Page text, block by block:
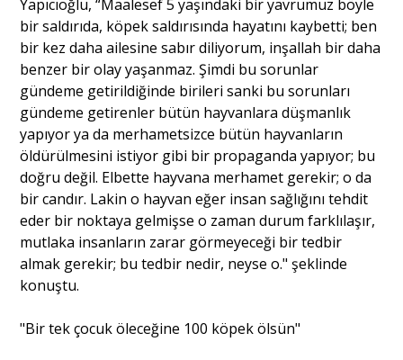
Yapıcıoğlu, “Maalesef 5 yaşındaki bir yavrumuz böyle
bir saldırıda, köpek saldırısında hayatını kaybetti; ben
bir kez daha ailesine sabır diliyorum, inşallah bir daha
benzer bir olay yaşanmaz. Şimdi bu sorunlar
gündeme getirildiğinde birileri sanki bu sorunları
gündeme getirenler bütün hayvanlara düşmanlık
yapıyor ya da merhametsizce bütün hayvanların
öldürülmesini istiyor gibi bir propaganda yapıyor; bu
doğru değil. Elbette hayvana merhamet gerekir; o da
bir candır. Lakin o hayvan eğer insan sağlığını tehdit
eder bir noktaya gelmişse o zaman durum farklılaşır,
mutlaka insanların zarar görmeyeceği bir tedbir
almak gerekir; bu tedbir nedir, neyse o." şeklinde
konuştu.
"Bir tek çocuk öleceğine 100 köpek ölsün"